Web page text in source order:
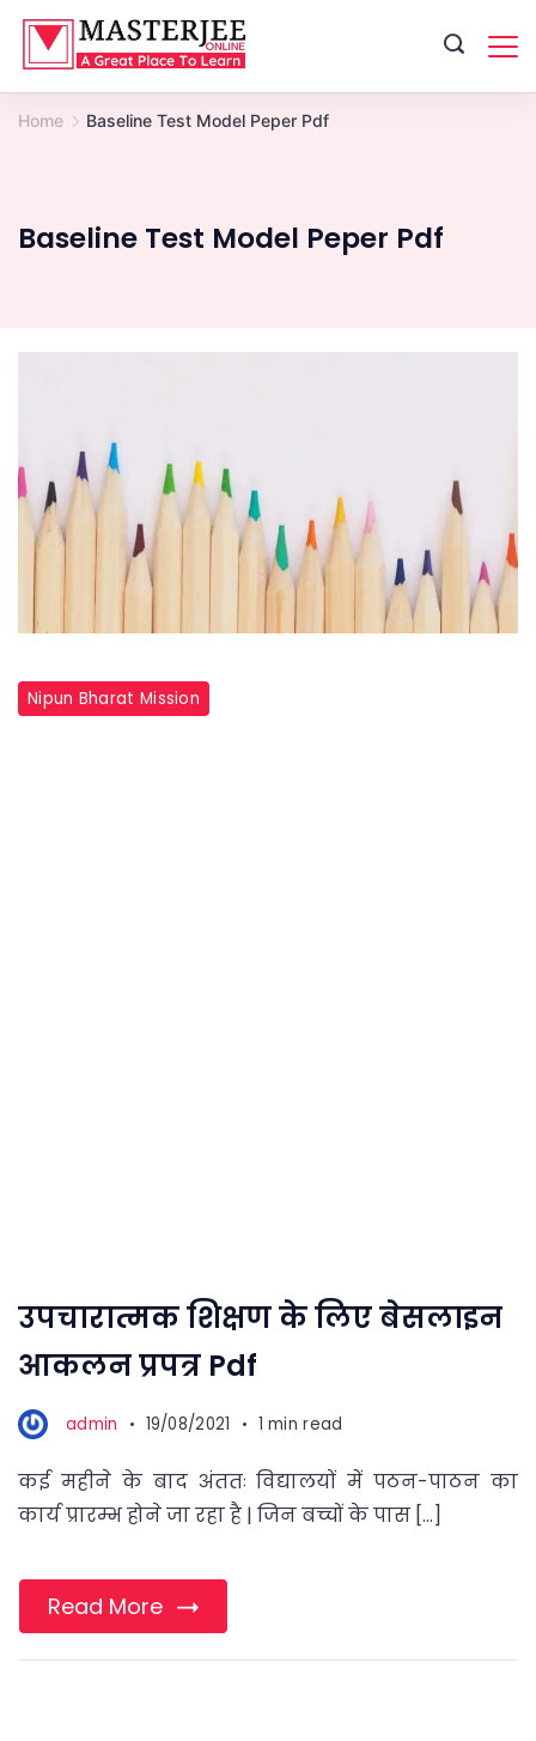
Skip
content
Home Baseline Test Model Peper Pdf
Baseline Test Model Peper Pdf
Nipun Bharat Mission
उपचारात्मक शिक्षण के लिए बेसलाइन
आकलन प्रपत्र Pdf
admin 19/08/2021 1 min read
कई महीने के बाद अंततः विद्यालयों में पठन-पाठन का
कार्य प्रारम्भ होने जा रहा है | जिन बच्चों के पास […]
Read More